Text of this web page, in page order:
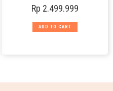
Rp 2.499.999
ADD TO CART